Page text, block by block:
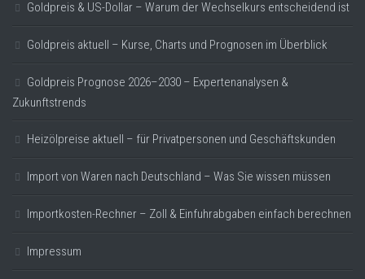
Goldpreis & US-Dollar – Warum der Wechselkurs entscheidend ist
Goldpreis aktuell – Kurse, Charts und Prognosen im Überblick
Goldpreis Prognose 2026–2030 – Expertenanalysen &
Zukunftstrends
Heizölpreise aktuell – für Privatpersonen und Geschäftskunden
Import von Waren nach Deutschland – Was Sie wissen müssen
Importkosten-Rechner – Zoll & Einfuhrabgaben einfach berechnen
Impressum